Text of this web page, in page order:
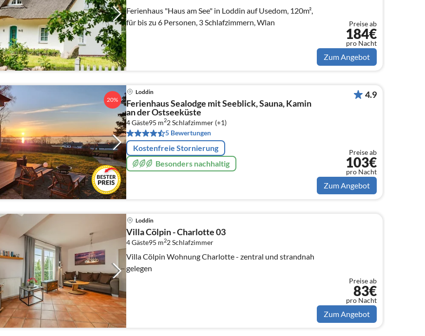
Ferienhaus "Haus am See" in Loddin auf Usedom, 120m²,
für bis zu 6 Personen, 3 Schlafzimmern, Wlan
Preise ab
184€
pro Nacht
Zum Angebot
20%
Loddin
Ferienhaus Sealodge mit Seeblick, Sauna, Kamin
an der Ostseeküste
4 Gäste95 m22Schlafzimmer (+1)
5 Bewertungen
Kostenfreie Stornierung
Besonders nachhaltig
4.9
Preise ab
103€
pro Nacht
Zum Angebot
Loddin
Villa Cölpin - Charlotte 03
4 Gäste95 m22Schlafzimmer
Villa Cölpin Wohnung Charlotte - zentral und strandnah
gelegen
Preise ab
83€
pro Nacht
Zum Angebot